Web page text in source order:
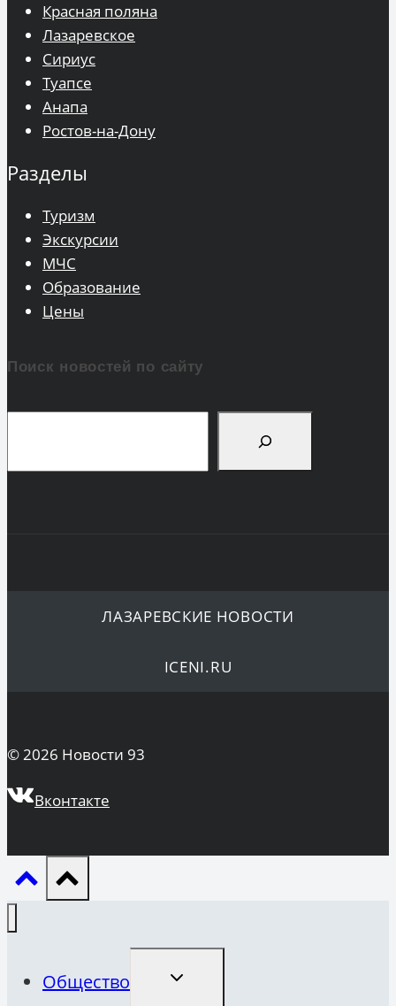
Красная поляна
Лазаревское
Сириус
Туапсе
Анапа
Ростов-на-Дону
Разделы
Туризм
Экскурсии
МЧС
Образование
Цены
Поиск новостей по сайту
ЛАЗАРЕВСКИЕ НОВОСТИ
ICENI.RU
© 2026 Новости 93
Вконтакте
Общество
ПЕРЕКЛЮЧИТЬ
ДОЧЕРНЕЕ